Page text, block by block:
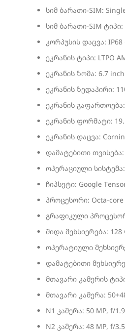
სიმ ბარათი-SIM:
სიმ ბარათი-SIM ტიპი:
კორპუსის დაცვა:
ეკრანის ტიპი: LTPO
ეკრანის ზომა: 6.7
ეკრანის ზედაპირი:
ეკრანის გაფართოება:
ეკრანის ფორმატი:
ეკრანის დაცვა:
დამატებითი თვისება:
ოპერაციული
ჩიპსეტი: Google
პროცესორი: Octa-core
გრაფიკული
შიდა მეხსიერება: 128
ოპერატიული
დამატებითი
მთავარი კამერის
მთავარი კამერა:
N1 კამერა: 50 MP, f/
N2 კამერა: 48 MP, f/